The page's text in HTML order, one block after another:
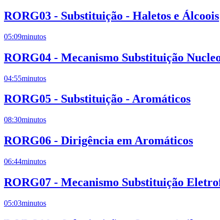
RORG03 - Substituição - Haletos e Álcoois
05:09minutos
RORG04 - Mecanismo Substituição
04:55minutos
RORG05 - Substituição - Aromáticos
08:30minutos
RORG06 - Dirigência em Aromáticos
06:44minutos
RORG07 - Mecanismo Substituição
05:03minutos